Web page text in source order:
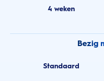
4 weken
Bezig
Standaard